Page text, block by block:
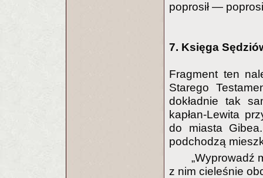
poprosił —
7. Księga
Fragment ten
Starego
dokładnie tak
kapłan-Lewita
do miasta
podchodzą
„Wyprowadź
z nim cieleśnie